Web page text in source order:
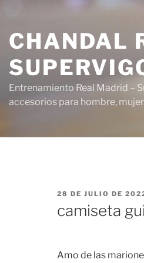
CHANDAL
Entrenamiento Real Madrid –
accesorios para hombre,
PUBLICADO
28 DE JULIO DE
camiseta
Amo de las